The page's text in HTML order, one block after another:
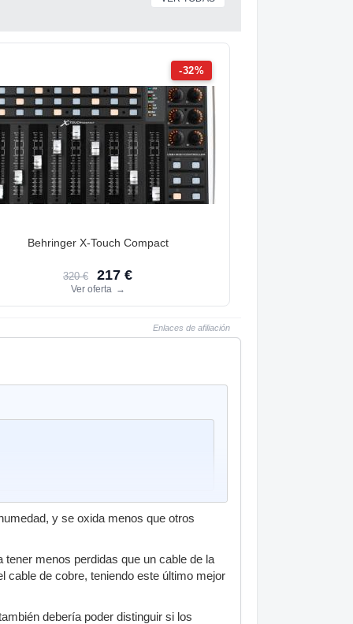
-32%
Behringer X-Touch Compact
320 € 217 €
Ver oferta →
Enlaces de afiliación
cree que una persona es capaz de
usando cualquier otro conector?
y se oxida menos que otros
menos perdidas que un cable de la
cable de cobre, teniendo este último mejor
debería poder distinguir si los